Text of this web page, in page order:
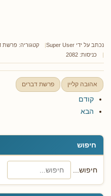
חיפוש
חיפוש...
נכתב על ידי Super User קטגוריה: פרשת
כניסות: 2082
אהובה קליין פרשת דברים
קודם
הבא